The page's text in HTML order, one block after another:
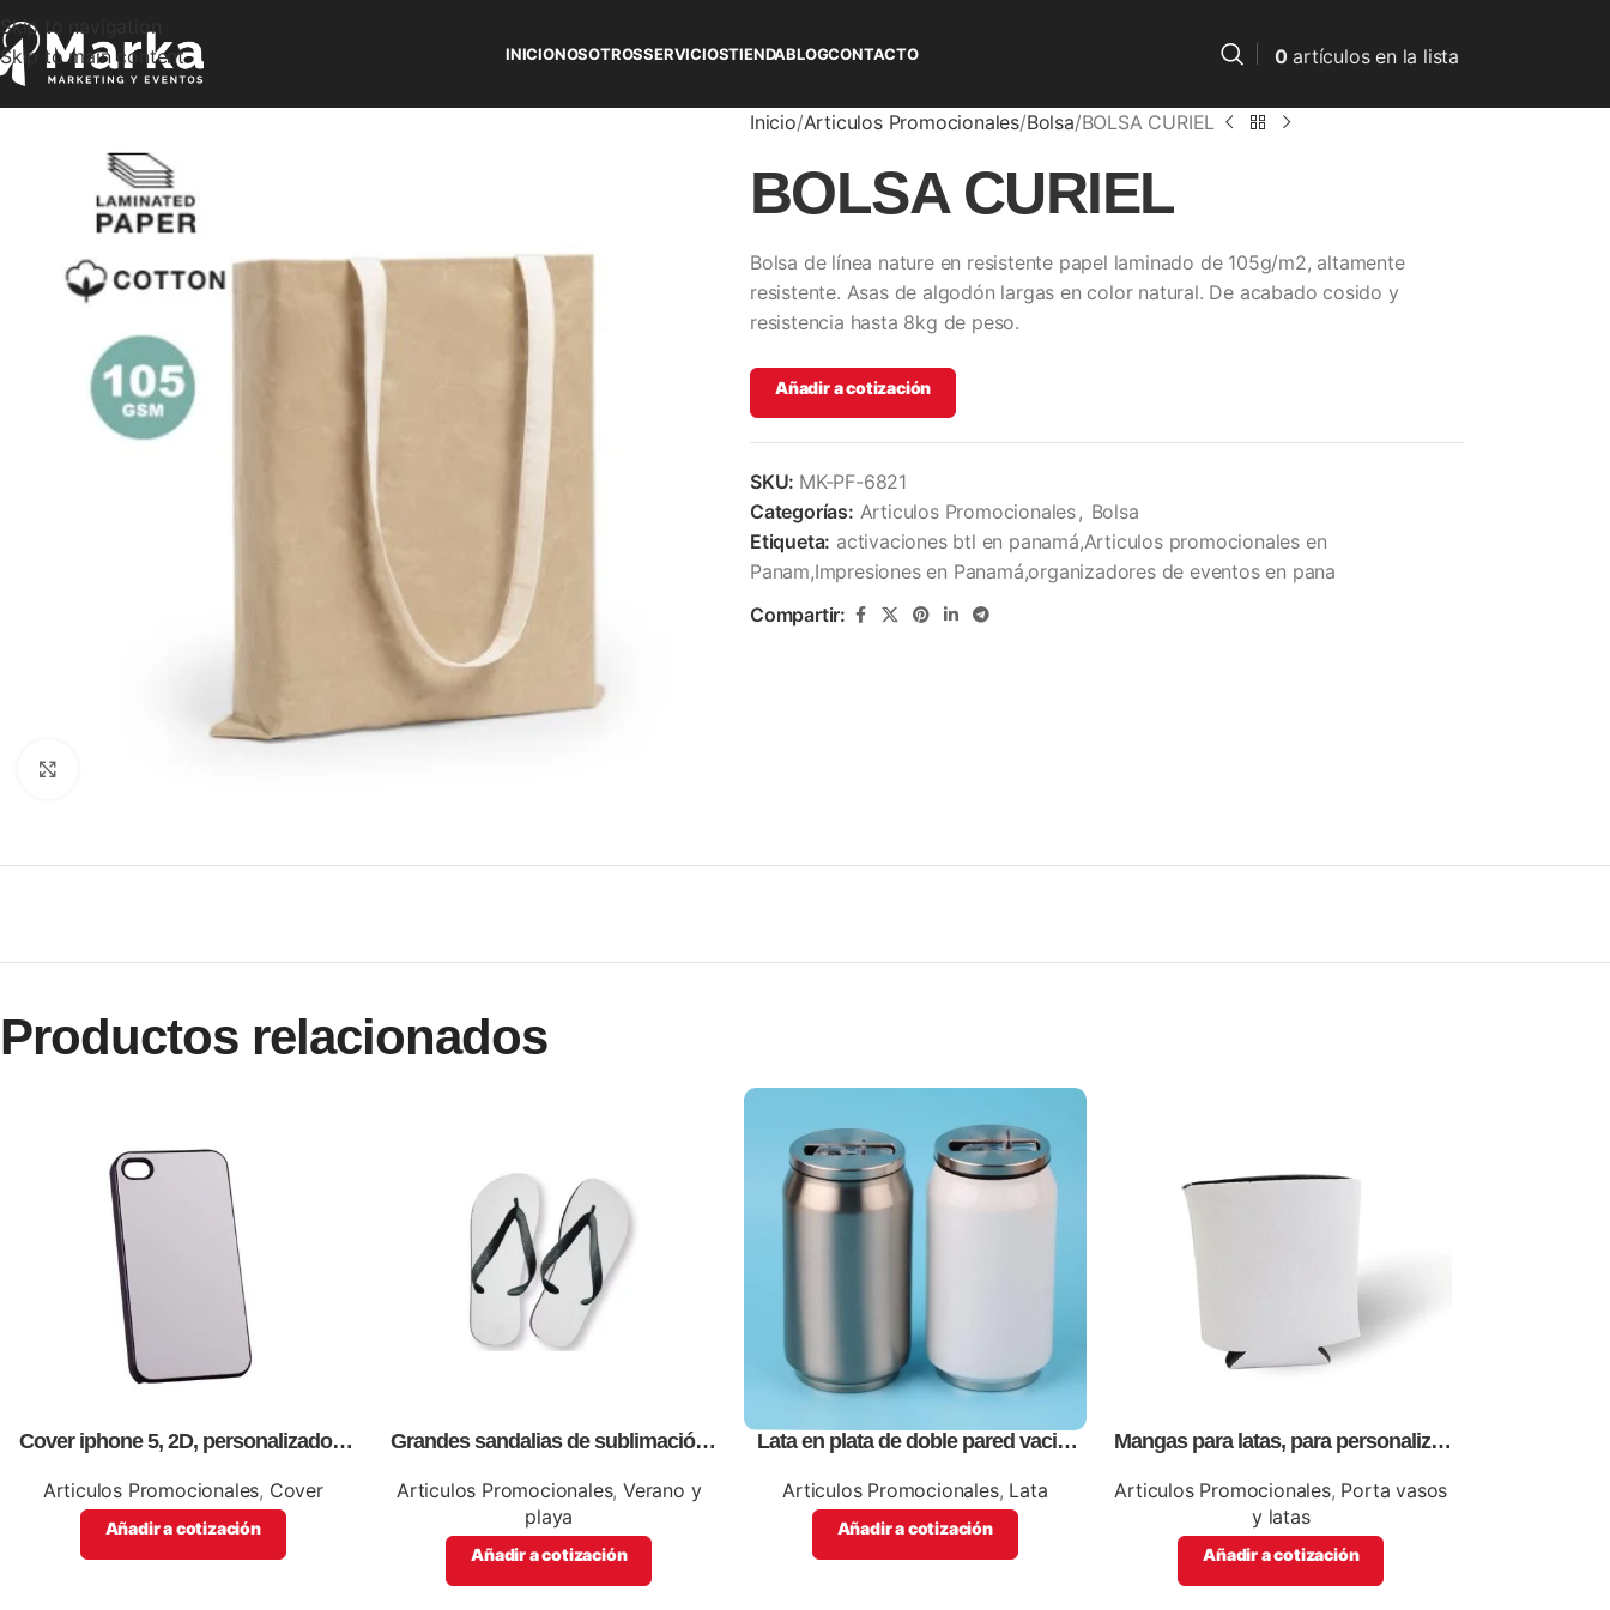
Skip to navigation
Skip to main content
INICIONOSOTROSSERVICIOSTIENDABLOGCONTACTO 0artículosen la lista
Inicio Articulos Promocionales Bolsa BOLSA CURIEL
BOLSA CURIEL
Bolsa de línea nature en resistente papel laminado de 105g/m2, altamente
resistente. Asas de algodón largas en color natural. De acabado cosido y
resistencia hasta 8kg de peso.
Añadir a cotización
SKU: MK-PF-6821
Categorías: Articulos Promocionales, Bolsa
Etiqueta: activaciones btl en panamá,Articulos promocionales en
Panam,Impresiones en Panamá,organizadores de eventos en pana
Compartir:
Productos relacionados
Cover iphone 5, 2D, personalizados,
Articulos Promocionales, Cover
Añadir a cotización
Grandes sandalias de sublimación
logos o información de tu empresa
Articulos Promocionales,Verano y
playa
Añadir a cotización
Lata en plata de doble pared vació,
color
Articulos Promocionales, Lata
Añadir a cotización
Mangas para latas, para personalizar
empresa
Articulos Promocionales, Porta vasos
y latas
Añadir a cotización